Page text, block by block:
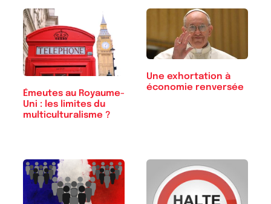
Émeutes au Royaume-
Uni : les limites du
multiculturalisme ?
Une exhortation à
économie renversée